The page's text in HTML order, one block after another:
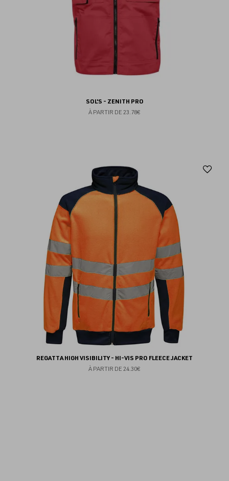
SOL'S - ZENITH PRO
À PARTIR DE 23.78€
REGATTA HIGH VISIBILITY - HI-VIS PRO FLEECE JACKET
À PARTIR DE 24.30€